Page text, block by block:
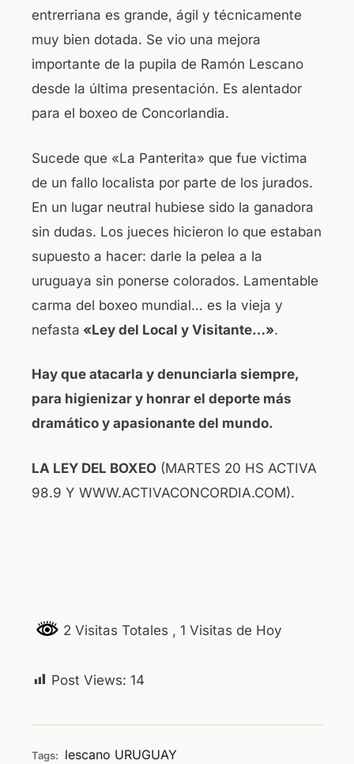
entrerriana es grande, ágil y técnicamente
muy bien dotada. Se vio una mejora
importante de la pupila de Ramón Lescano
desde la última presentación. Es alentador
para el boxeo de Concorlandia.
Sucede que «La Panterita» que fue victima
de un fallo localista por parte de los jurados.
En un lugar neutral hubiese sido la ganadora
sin dudas. Los jueces hicieron lo que estaban
supuesto a hacer: darle la pelea a la
uruguaya sin ponerse colorados. Lamentable
carma del boxeo mundial… es la vieja y
nefasta «Ley del Local y Visitante…».
Hay que atacarla y denunciarla siempre,
para higienizar y honrar el deporte más
dramático y apasionante del mundo.
LA LEY DEL BOXEO (MARTES 20 HS ACTIVA
98.9 Y WWW.ACTIVACONCORDIA.COM).
2 Visitas Totales , 1 Visitas de Hoy
Post Views: 14
Tags: lescano URUGUAY